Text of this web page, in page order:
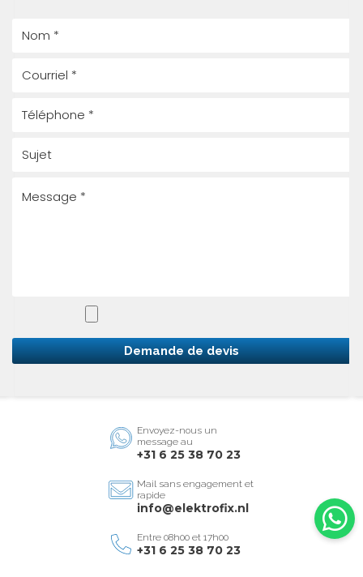
Demande de devis
Envoyez-nous un
message au
+31 6 25 38 70 23
Mail sans engagement et
rapide
info@elektrofix.nl
Entre 08h00 et 17h00
+31 6 25 38 70 23